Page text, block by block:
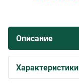
Описание
Характеристики